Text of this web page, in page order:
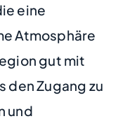
eine
Atmosphäre
gut mit
den Zugang zu
und